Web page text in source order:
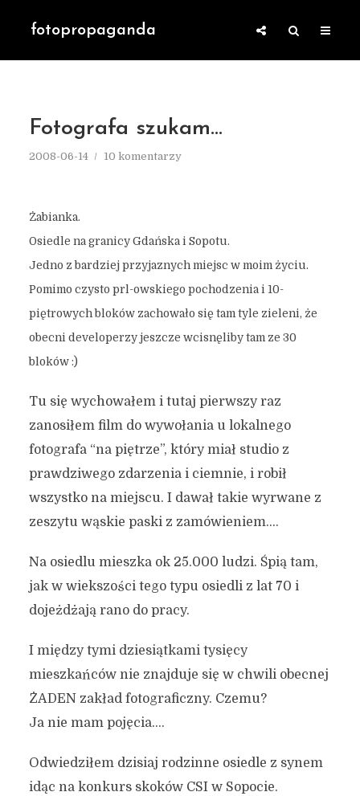
fotopropaganda
Fotografa szukam…
2008-06-14 10 komentarzy
Żabianka.
Osiedle na granicy Gdańska i Sopotu.
Jedno z bardziej przyjaznych miejsc w moim życiu.
Pomimo czysto prl-owskiego pochodzenia i 10-
piętrowych bloków zachowało się tam tyle zieleni, że
obecni developerzy jeszcze wcisnęliby tam ze 30
bloków :)
Tu się wychowałem i tutaj pierwszy raz
zanosiłem film do wywołania u lokalnego
fotografa “na piętrze”, który miał studio z
prawdziwego zdarzenia i ciemnie, i robił
wszystko na miejscu. I dawał takie wyrwane z
zeszytu wąskie paski z zamówieniem….
Na osiedlu mieszka ok 25.000 ludzi. Śpią tam,
jak w wiekszości tego typu osiedli z lat 70 i
dojeżdżają rano do pracy.
I między tymi dziesiątkami tysięcy
mieszkańców nie znajduje się w chwili obecnej
ŻADEN zakład fotograficzny. Czemu?
Ja nie mam pojęcia….
Odwiedziłem dzisiaj rodzinne osiedle z synem
idąc na konkurs skoków CSI w Sopocie.